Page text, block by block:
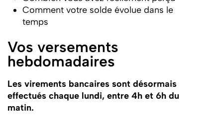
Comment votre solde évolue dans le
temps
Vos versements
hebdomadaires
Les virements bancaires sont désormais
effectués chaque lundi, entre 4h et 6h du
matin.